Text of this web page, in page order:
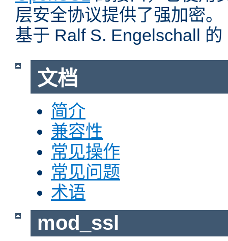
层安全协议提供了强加密
基于 Ralf S. Engelschall
文档
简介
兼容性
常见操作
常见问题
术语
mod_ssl